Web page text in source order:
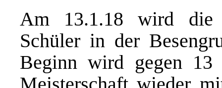
Am 13.1.18 wird die
Schüler in der
Beginn wird gegen